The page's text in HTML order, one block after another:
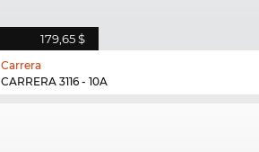
179,65 $
Carrera
CARRERA 3116 - 10A